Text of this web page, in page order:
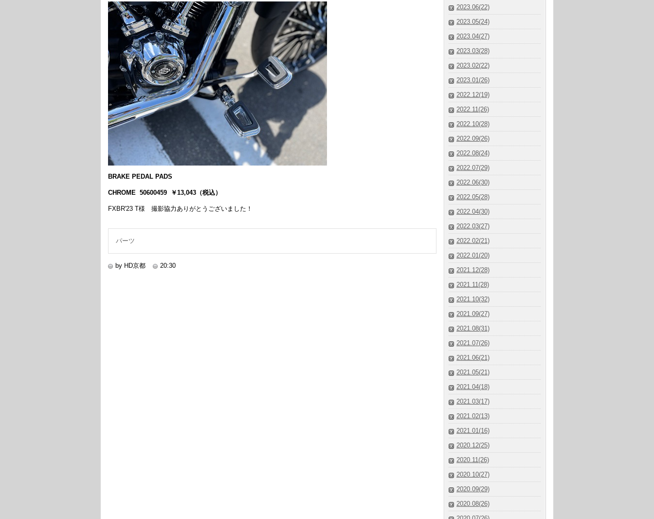
BRAKE PEDAL PADS
CHROME 50600459 ￥13,043（税込）
FXBR'23 T様 撮影協力ありがとうございました！
パーツ
by HD京都 20:30
2023.06(22)
2023.05(24)
2023.04(27)
2023.03(28)
2023.02(22)
2023.01(26)
2022.12(19)
2022.11(26)
2022.10(28)
2022.09(26)
2022.08(24)
2022.07(29)
2022.06(30)
2022.05(28)
2022.04(30)
2022.03(27)
2022.02(21)
2022.01(20)
2021.12(28)
2021.11(28)
2021.10(32)
2021.09(27)
2021.08(31)
2021.07(26)
2021.06(21)
2021.05(21)
2021.04(18)
2021.03(17)
2021.02(13)
2021.01(16)
2020.12(25)
2020.11(26)
2020.10(27)
2020.09(29)
2020.08(26)